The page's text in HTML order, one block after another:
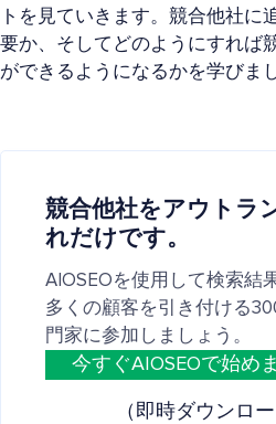
トを見ていきます。競合他社に
要か、そしてどのようにすれば
ができるようになるかを学びま
競合他社をアウトラ
れだけです。
AIOSEOを使用して検索結
多くの顧客を引き付ける
門家に参加しましょう。
今すぐAIOSEOで始め
（即時ダウンロー